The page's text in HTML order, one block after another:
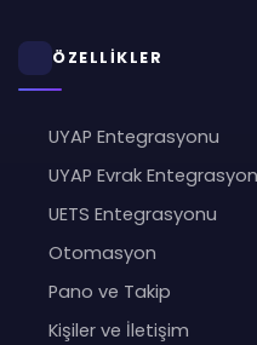
ÖZELLİKLER
UYAP Entegrasyonu
UYAP Evrak
UETS Entegrasyonu
Otomasyon
Pano ve Takip
Kişiler ve İletişim